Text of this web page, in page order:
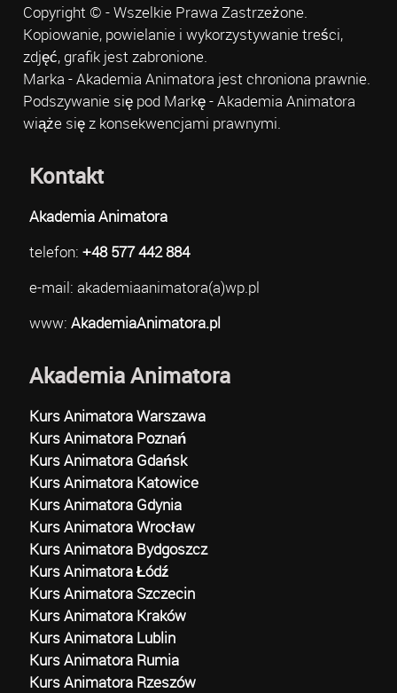
Copyright © - Wszelkie Prawa Zastrzeżone.
Kopiowanie, powielanie i wykorzystywanie treści,
zdjęć, grafik jest zabronione.
Marka - Akademia Animatora jest chroniona prawnie.
Podszywanie się pod Markę - Akademia Animatora
wiąże się z konsekwencjami prawnymi.
Kontakt
Akademia Animatora
telefon: +48 577 442 884
e-mail: akademiaanimatora(a)wp.pl
www: AkademiaAnimatora.pl
Akademia Animatora
Kurs Animatora Warszawa
Kurs Animatora Poznań
Kurs Animatora Gdańsk
Kurs Animatora Katowice
Kurs Animatora Gdynia
Kurs Animatora Wrocław
Kurs Animatora Bydgoszcz
Kurs Animatora Łódź
Kurs Animatora Szczecin
Kurs Animatora Kraków
Kurs Animatora Lublin
Kurs Animatora Rumia
Kurs Animatora Rzeszów